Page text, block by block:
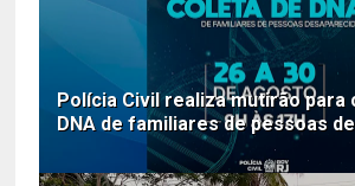
Polícia Civil realiza mutirão para
DNA de familiares de pessoas